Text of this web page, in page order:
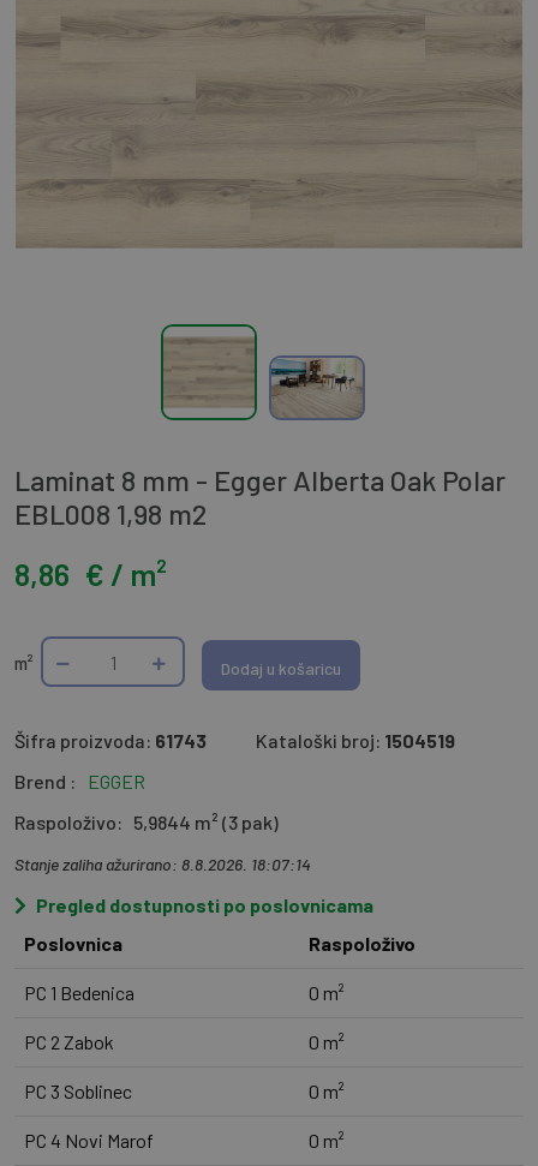
Laminat 8 mm - Egger Alberta Oak Polar
EBL008 1,98 m2
8,86 € / m²
m² Dodaj u košaricu
Šifra proizvoda: 61743 Kataloški broj: 1504519
Brend :
EGGER
Raspoloživo: 5,9844 m² (3 pak)
Stanje zaliha ažurirano: 8.8.2026. 18:07:14
Pregled dostupnosti po poslovnicama
Poslovnica
Raspoloživo
PC 1 Bedenica 0 m²
PC 2 Zabok 0 m²
PC 3 Soblinec 0 m²
PC 4 Novi Marof 0 m²